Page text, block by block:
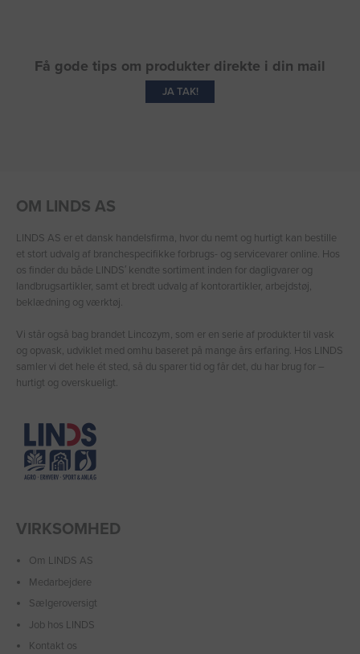
Få gode tips om produkter direkte i din mail
JA TAK!
OM LINDS AS
LINDS AS er et dansk handelsfirma, hvor du nemt og hurtigt kan bestille
et stort udvalg af branchespecifikke forbrugs- og servicevarer online. Hos
os finder du både LINDS′ kendte sortiment inden for dagligvarer og
landbrugsartikler, samt et bredt udvalg af kontorartikler, arbejdstøj,
beklædning og værktøj.
Vi står også bag brandet Lincozym, som er en serie af produkter til vask
og opvask, udviklet med omhu baseret på mange års erfaring. Hos LINDS
samler vi det hele ét sted, så du sparer tid og får det, du har brug for –
hurtigt og overskueligt.
VIRKSOMHED
Om LINDS AS
Medarbejdere
Sælgeroversigt
Job hos LINDS
Kontakt os